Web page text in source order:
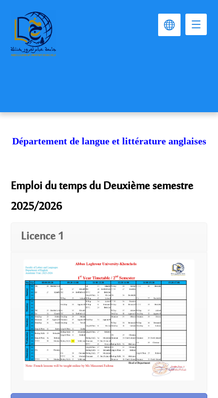
Département de langue et littérature anglaises
Emploi du temps du Deuxième semestre
2025/2026
Licence 1